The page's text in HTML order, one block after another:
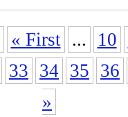
« First ... 10
33 34 35 36
»